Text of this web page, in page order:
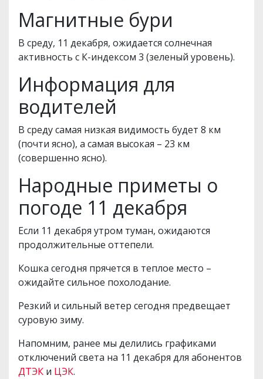
Магнитные бури
В среду, 11 декабря, ожидается солнечная
активность с К-индексом 3 (зеленый уровень).
Информация для
водителей
В среду самая низкая видимость будет 8 км
(почти ясно), а самая высокая – 23 км
(совершенно ясно).
Народные приметы о
погоде 11 декабря
Если 11 декабря утром туман, ожидаются
продолжительные оттепели.
Кошка сегодня прячется в теплое место –
ожидайте сильное похолодание.
Резкий и сильный ветер сегодня предвещает
суровую зиму.
Напомним, ранее мы делились графиками
отключений света на 11 декабря для абонентов
ДТЭК и ЦЭК.